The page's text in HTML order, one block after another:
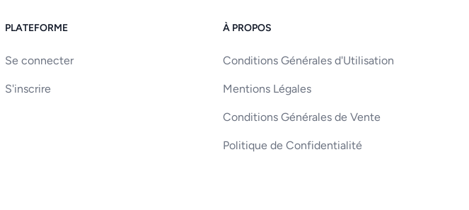
PLATEFORME
Se connecter
S'inscrire
À PROPOS
Conditions Générales d'Utilisation
Mentions Légales
Conditions Générales de Vente
Politique de Confidentialité